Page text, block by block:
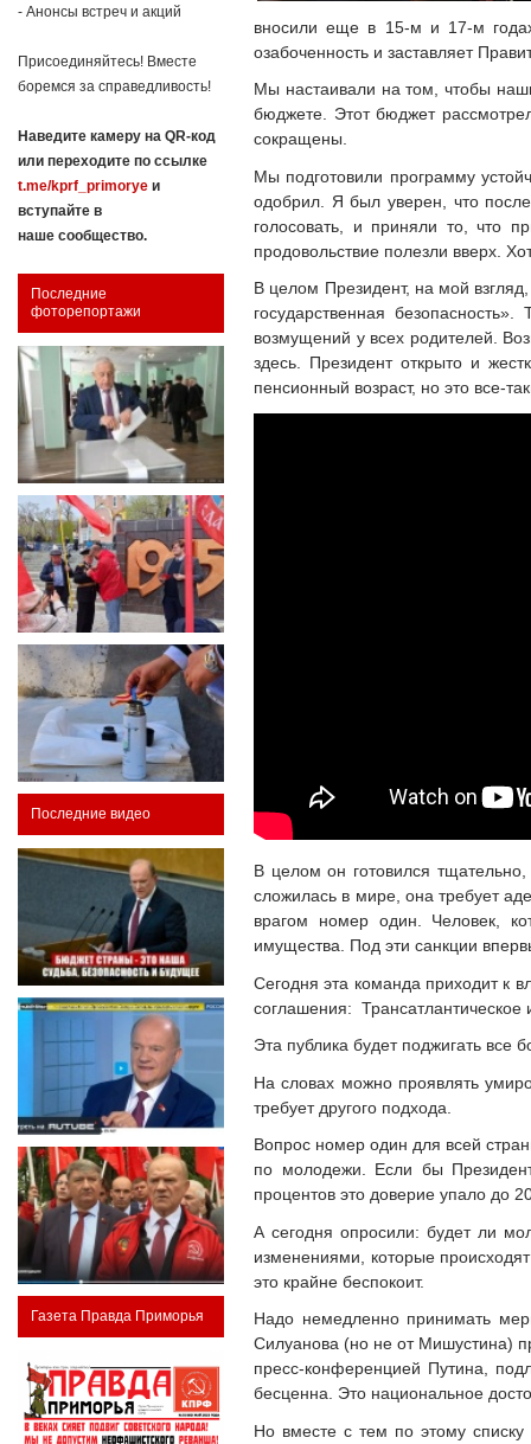
- Анонсы встреч и акций
Присоединяйтесь! Вместе
боремся за справедливость!
Наведите камеру на QR-код
или переходите по ссылке
t.me/kprf_primorye и
вступайте в
наше сообщество.
Последние
фоторепортажи
Последние видео
Газета Правда Приморья
вносили еще в 15-м и 17-м
озабоченность и заставляет
Мы настаивали на том, чтобы
бюджете. Этот бюджет
сокращены.
Мы подготовили программу
одобрил. Я был уверен, что
голосовать, и приняли то, что
продовольствие полезли вверх.
В целом Президент, на мой
государственная
возмущений у всех родителей.
здесь. Президент открыто и
пенсионный возраст, но это все-
В целом он готовился тщательно,
сложилась в мире, она требует
врагом номер один. Человек,
имущества. Под эти санкции
Сегодня эта команда приходит к
соглашения:
Эта публика будет поджигать все
На словах можно проявлять
требует другого подхода.
Вопрос номер один для всей
по молодежи. Если бы
процентов это доверие упало до
А сегодня опросили: будет ли
изменениями, которые
это крайне беспокоит.
Надо немедленно принимать
Силуанова (но не от Мишустина)
пресс-конференцией Путина,
бесценна. Это национальное
Но вместе с тем по этому